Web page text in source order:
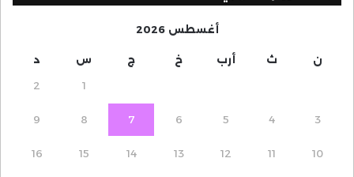
أغسطس 2026
ن ث أرب خ ج س د
1
2
3
4
5
6
7
8
9
10
11
12
13
14
15
16